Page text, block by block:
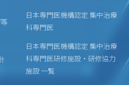
日本専門医機構認定 集中治療
科専門医
日本専門医機構認定 集中治療
科専門医研修施設・研修協力
施設 一覧